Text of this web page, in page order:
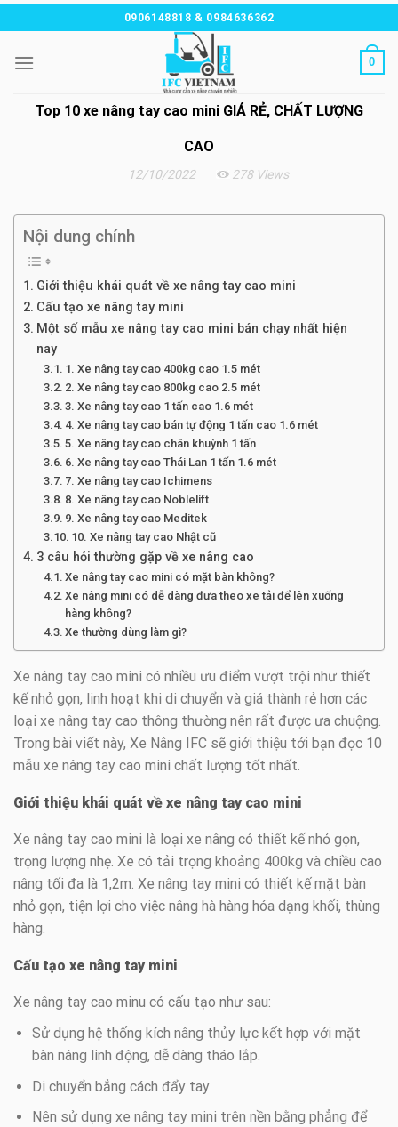
Chuyển
đến
nội
0906148818 & 0984636362
0
12/10/2022 278 Views
Top 10 xe nâng tay cao mini GIÁ RẺ, CHẤT LƯỢNG
CAO
Nội dung chính
Giới thiệu khái quát về xe nâng tay cao mini
Cấu tạo xe nâng tay mini
Một số mẫu xe nâng tay cao mini bán chạy nhất hiện
nay
1. Xe nâng tay cao 400kg cao 1.5 mét
2. Xe nâng tay cao 800kg cao 2.5 mét
3. Xe nâng tay cao 1 tấn cao 1.6 mét
4. Xe nâng tay cao bán tự động 1 tấn cao 1.6 mét
5. Xe nâng tay cao chân khuỳnh 1 tấn
6. Xe nâng tay cao Thái Lan 1 tấn 1.6 mét
7. Xe nâng tay cao Ichimens
8. Xe nâng tay cao Noblelift
9. Xe nâng tay cao Meditek
10. Xe nâng tay cao Nhật cũ
3 câu hỏi thường gặp về xe nâng cao
Xe nâng tay cao mini có mặt bàn không?
Xe nâng mini có dễ dàng đưa theo xe tải để lên xuống
hàng không?
Xe thường dùng làm gì?
Xe nâng tay cao mini có nhiều ưu điểm vượt trội như thiết
kế nhỏ gọn, linh hoạt khi di chuyển và giá thành rẻ hơn các
loại xe nâng tay cao thông thường nên rất được ưa chuộng.
Trong bài viết này, Xe Nâng IFC sẽ giới thiệu tới bạn đọc 10
mẫu xe nâng tay cao mini chất lượng tốt nhất.
Giới thiệu khái quát về xe nâng tay cao mini
Xe nâng tay cao mini là loại xe nâng có thiết kế nhỏ gọn,
trọng lượng nhẹ. Xe có tải trọng khoảng 400kg và chiều cao
nâng tối đa là 1,2m. Xe nâng tay mini có thiết kế mặt bàn
nhỏ gọn, tiện lợi cho việc nâng hà hàng hóa dạng khối, thùng
hàng.
Cấu tạo xe nâng tay mini
Xe nâng tay cao minu có cấu tạo như sau:
Sử dụng hệ thống kích nâng thủy lực kết hợp với mặt
bàn nâng linh động, dễ dàng tháo lắp.
Di chuyển bẳng cách đẩy tay
Nên sử dụng xe nâng tay mini trên nền bằng phẳng để